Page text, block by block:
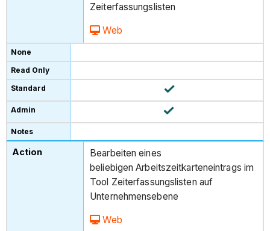
Zeiterfassungslisten
Web
Bearbeiten eines
beliebigen Arbeitszeitkarteneintrags im
Tool Zeiterfassungslisten auf
Unternehmensebene
Web